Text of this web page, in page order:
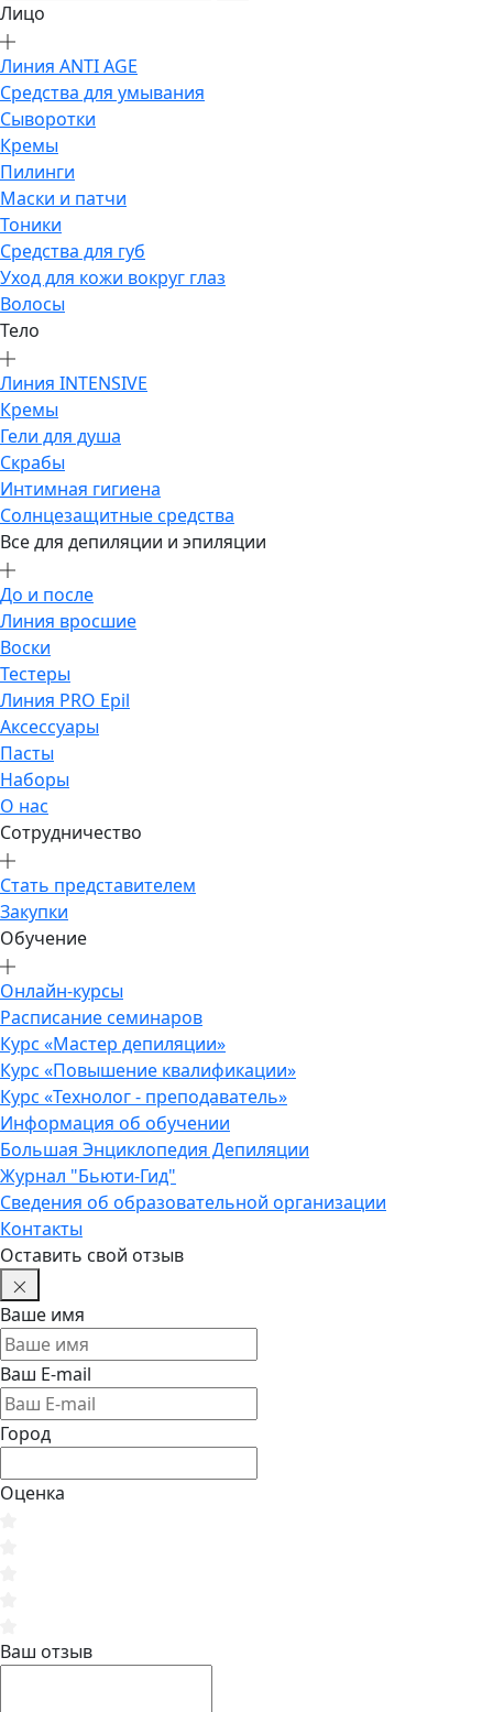
Лицо
Линия ANTI AGE
Средства для умывания
Сыворотки
Кремы
Пилинги
Маски и патчи
Тоники
Средства для губ
Уход для кожи вокруг глаз
Волосы
Тело
Линия INTENSIVE
Кремы
Гели для душа
Скрабы
Интимная гигиена
Солнцезащитные средства
Все для депиляции и эпиляции
До и после
Линия вросшие
Воски
Тестеры
Линия PRO Epil
Аксессуары
Пасты
Наборы
О нас
Сотрудничество
Стать представителем
Закупки
Обучение
Онлайн-курсы
Расписание семинаров
Курс «Мастер депиляции»
Курс «Повышение квалификации»
Курс «Технолог - преподаватель»
Информация об обучении
Большая Энциклопедия Депиляции
Журнал "Бьюти-Гид"
Сведения об образовательной организации
Контакты
Оставить свой отзыв
Ваше имя
Ваш E-mail
Город
Оценка
Ваш отзыв